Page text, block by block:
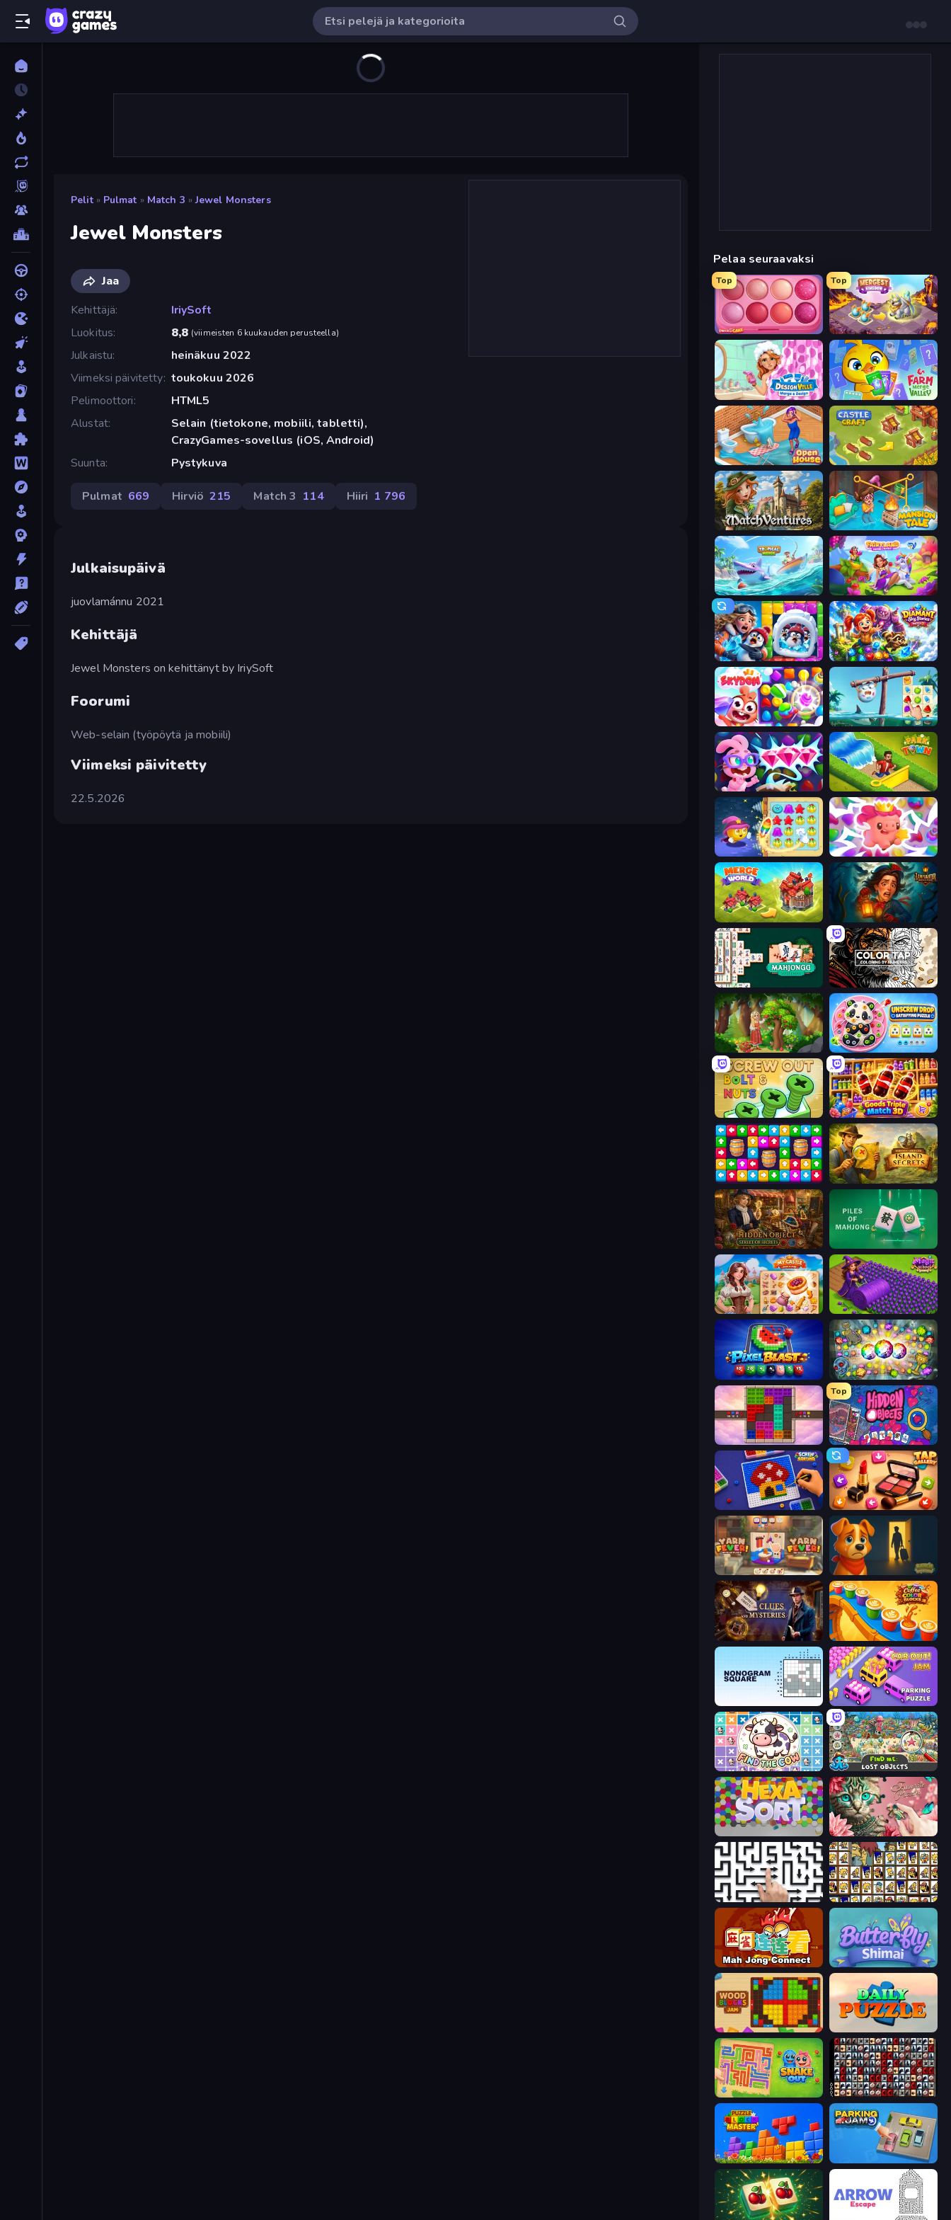
Pelit » Pulmat » Match 3 » Jewel Monsters
Jewel Monsters
Jaa
Kehittäjä
IriySoft
Luokitus
8,8 (viimeisten 6 kuukauden perusteella)
Julkaistu
heinäkuu 2022
Viimeksi päivitetty toukokuu 2026
Pelimoottori
HTML5
Alustat
Selain (tietokone, mobiili, tabletti),
CrazyGames-sovellus (iOS, Android)
Suunta
Pystykuva
Pulmat 669 Hirviö 215 Match 3 114 Hiiri 1 796
Julkaisupäivä
juovlamánnu 2021
Kehittäjä
Jewel Monsters on kehittänyt by IriySoft
Foorumi
Web-selain (työpöytä ja mobiili)
Viimeksi päivitetty
22.5.2026
Pelaa seuraavaksi
Top
Piece of Cake: Merge and Bake
Top
Mergest Kingdom
Designville: Merge & Design Farm Merge Valley
Open House Castle Craft
MatchVentures Mansion Tale: Merge Secrets
Tropical Merge Fairyland Merge & Magic
Captain Blast Diamant: Sky Stories Match 3
Skydom Sugar Heroes
Skydom: Reforged Park Town
Candy Riddles Match Arena
Merge World Lamplighter: Merge & Magic
Mahjongg Solitaire Color Tap: Coloring by Numbers
Northern Merge Unscrew Drop: Satisfying Puzzle
Screw Out: Bolts and Nuts Goods Triple Match 3D
Tap Away Story Hidden Objects: Island Secrets
Hidden Object: Street Of Secrets Piles of Mahjong
My Castle: Merge & Story Magic School
Pixel Blast Forgotten Treasure 2
Color Cube Puzzle
Top
Hidden Objects
Screw Sorting Tap Gallery
Yarn Fever! Unravel Puzzle Ranch Adventures
Hidden Object: Clues and Mysteries Coffee Color Blocks
Car OUT! Jam Parking Puzzle
Find The Cow Find Me: Lost Objects
Favorite Puzzles
Arrow Escape: Puzzle Tiles of the Simpsons
Mahjong Connect (Legacy) Butterfly Shimai
Wood Blocks Jam
Snake Out: Maze Escape War Mahjong
Puzzle Block Master